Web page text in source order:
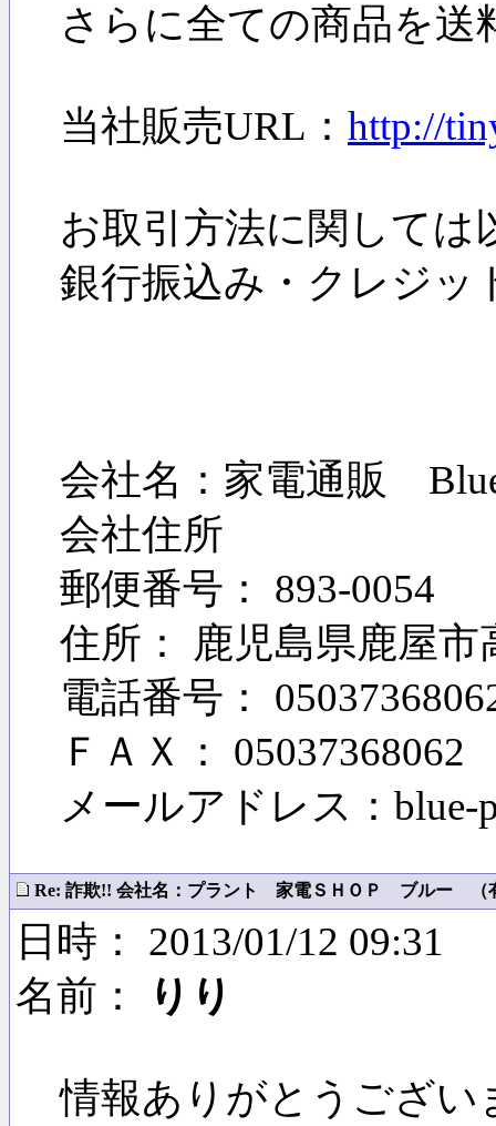
さらに全ての商品を
当社販売URL： http://
お取引方法に関しては
銀行振込み・クレジッ
会社名：家電通販
会社住所
郵便番号： 893-0054
住所： 鹿児島県鹿屋
電話番号：
ＦＡＸ： 05037368062
メールアドレス：blue-
Re: 詐欺!! 会社名：プラント 家電ＳＨＯＰ ブルー （
日時： 2013/01/12 09:31
名前：
りり
情報ありがとうござい